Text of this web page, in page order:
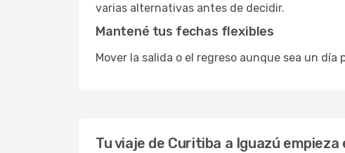
varias alternativas antes de decidir.
Mantené tus fechas flexibles
Mover la salida o el regreso aunque sea un
Tu viaje de Curitiba a Iguazú empieza